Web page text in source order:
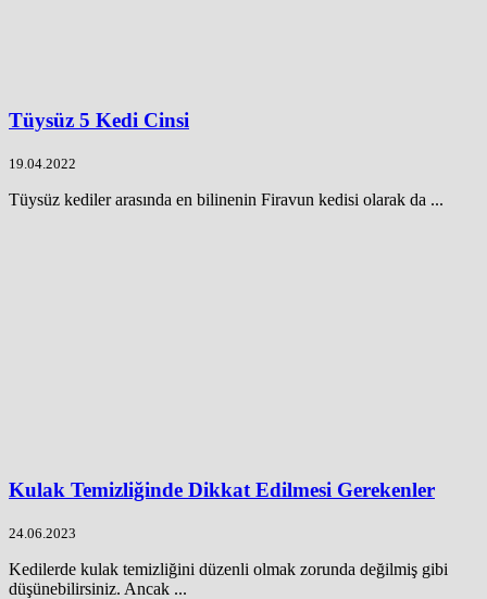
Tüysüz 5 Kedi Cinsi
19.04.2022
Tüysüz kediler arasında en bilinenin Firavun kedisi olarak da ...
Kulak Temizliğinde Dikkat Edilmesi Gerekenler
24.06.2023
Kedilerde kulak temizliğini düzenli olmak zorunda değilmiş gibi
düşünebilirsiniz. Ancak ...